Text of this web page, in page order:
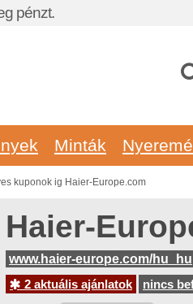
pénzt.
Minták
kuponok ig Haier-Europe.com
Haier-
www.haier-europe.com/hu_hu
2 aktuális ajánlatok
nincs